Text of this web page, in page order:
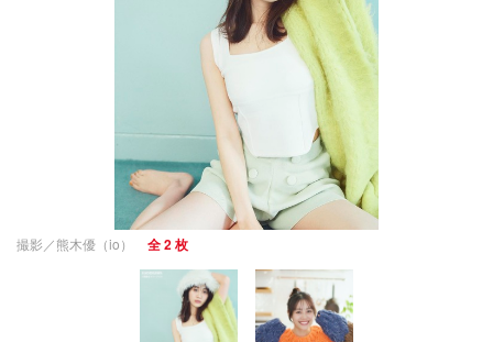
撮影／熊木優（io） 全 2 枚